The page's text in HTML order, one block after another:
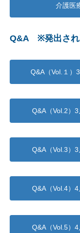
介護医
Q&A ※発出され
Q&A（Vol.１）
Q&A（Vol.2）
Q&A（Vol.3）
Q&A（Vol.4）
Q&A（Vol.5）